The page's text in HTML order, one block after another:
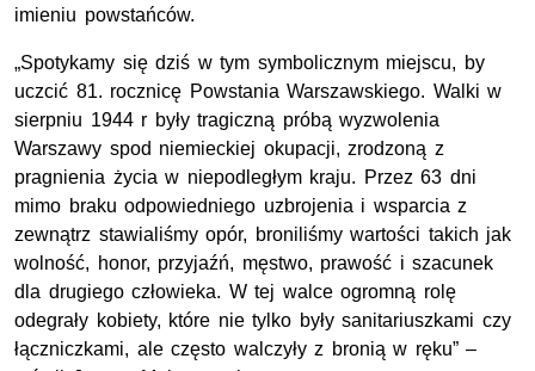
imieniu powstańców.
„Spotykamy się dziś w tym symbolicznym miejscu, by
uczcić 81. rocznicę Powstania Warszawskiego. Walki w
sierpniu 1944 r były tragiczną próbą wyzwolenia
Warszawy spod niemieckiej okupacji, zrodzoną z
pragnienia życia w niepodległym kraju. Przez 63 dni
mimo braku odpowiedniego uzbrojenia i wsparcia z
zewnątrz stawialiśmy opór, broniliśmy wartości takich jak
wolność, honor, przyjaźń, męstwo, prawość i szacunek
dla drugiego człowieka. W tej walce ogromną rolę
odegrały kobiety, które nie tylko były sanitariuszkami czy
łączniczkami, ale często walczyły z bronią w ręku” –